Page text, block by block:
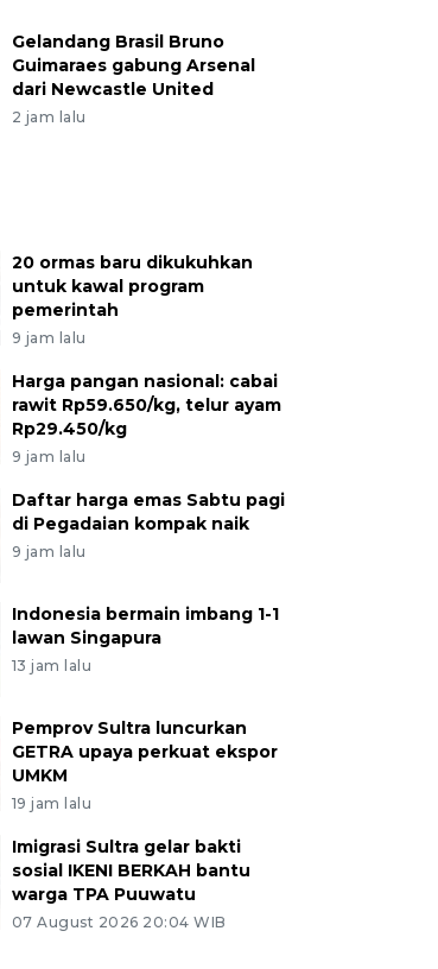
Gelandang Brasil Bruno
Guimaraes gabung Arsenal
dari Newcastle United
2 jam lalu
20 ormas baru dikukuhkan
untuk kawal program
pemerintah
9 jam lalu
Harga pangan nasional: cabai
rawit Rp59.650/kg, telur ayam
Rp29.450/kg
9 jam lalu
Daftar harga emas Sabtu pagi
di Pegadaian kompak naik
9 jam lalu
Indonesia bermain imbang 1-1
lawan Singapura
13 jam lalu
Pemprov Sultra luncurkan
GETRA upaya perkuat ekspor
UMKM
19 jam lalu
Imigrasi Sultra gelar bakti
sosial IKENI BERKAH bantu
warga TPA Puuwatu
07 August 2026 20:04 WIB